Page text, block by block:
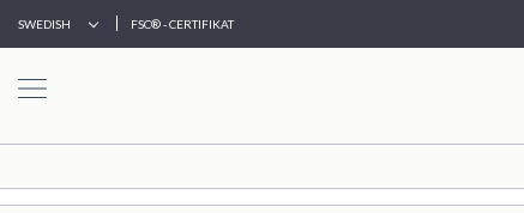
SWEDISH FSC® - CERTIFIKAT
HEM